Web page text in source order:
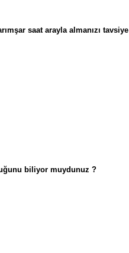
saat arayla almanızı tavsiye
biliyor muydunuz ?